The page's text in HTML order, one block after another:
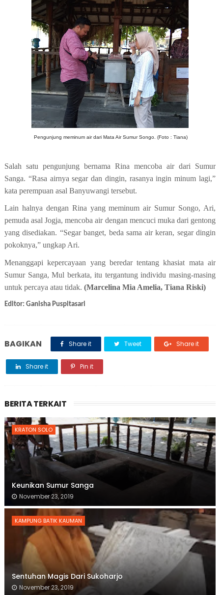
Pengunjung meminum air dari Mata Air Sumur Songo. (Foto : Tiana)
Salah satu pengunjung bernama Rina mencoba air dari Sumur
Sanga. “Rasa airnya segar dan dingin, rasanya ingin minum lagi,”
kata perempuan asal Banyuwangi tersebut.
Lain halnya dengan Rina yang meminum air Sumur Songo, Ari,
pemuda asal Jogja, mencoba air dengan mencuci muka dari gentong
yang disediakan. “Segarbanget, beda sama air keran, segar dingin
pokoknya,”ungkap Ari.
Menanggapi kepercayaan yang beredar tentang khasiat mata air
Sumur Sanga, Mul berkata, itu tergantung individu masing-masing
untuk percaya atau tidak. (Marcelina Mia Amelia, Tiana Riski)
Editor: Ganisha Puspitasari
BAGIKAN Share it Tweet Share it
Share it Pin it
BERITA TERKAIT
KRATON SOLO
Keunikan Sumur Sanga
November 23, 2019
KAMPUNG BATIK KAUMAN
Sentuhan Magis Dari Sukoharjo
November 23, 2019